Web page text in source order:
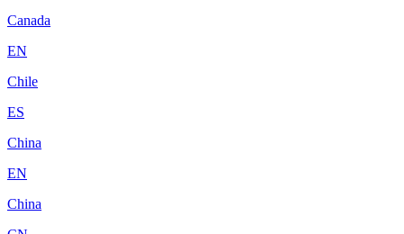
Canada
EN
Chile
ES
China
EN
China